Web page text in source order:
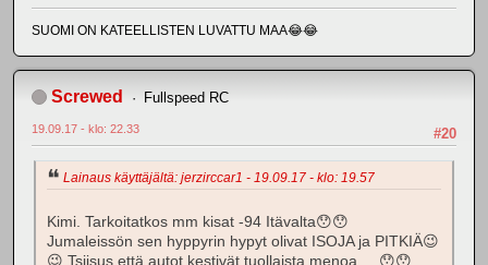
SUOMI ON KATEELLISTEN LUVATTU MAA😂😂
Screwed Fullspeed RC
#20
19.09.17 - klo: 22.33
Lainaus käyttäjältä: jerzirccar1 - 19.09.17 - klo: 19.57
Kimi. Tarkoitatkos mm kisat -94 Itävalta😯😯
Jumaleissön sen hyppyrin hypyt olivat ISOJA ja PITKIÄ😉
😉 Tsiisus että autot kestivät tuollaista menoa.....😯😯